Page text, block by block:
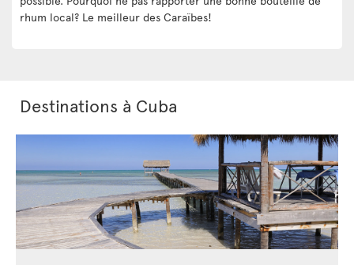
rhum local? Le meilleur des Caraïbes!
Destinations à Cuba